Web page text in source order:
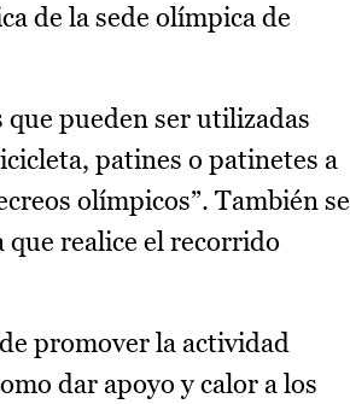
de la sede olímpica de
que pueden ser utilizadas
patines o patinetes a
olímpicos”. También se
realice el recorrido
promover la actividad
dar apoyo y calor a los